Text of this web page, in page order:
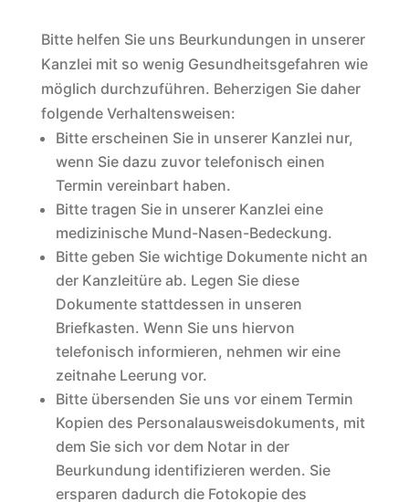
Bitte helfen Sie uns Beurkundungen in unserer
Kanzlei mit so wenig Gesundheitsgefahren wie
möglich durchzuführen. Beherzigen Sie daher
folgende Verhaltensweisen:
Bitte erscheinen Sie in unserer Kanzlei nur,
wenn Sie dazu zuvor telefonisch einen
Termin vereinbart haben.
Bitte tragen Sie in unserer Kanzlei eine
medizinische Mund-Nasen-Bedeckung.
Bitte geben Sie wichtige Dokumente nicht an
der Kanzleitüre ab. Legen Sie diese
Dokumente stattdessen in unseren
Briefkasten. Wenn Sie uns hiervon
telefonisch informieren, nehmen wir eine
zeitnahe Leerung vor.
Bitte übersenden Sie uns vor einem Termin
Kopien des Personalausweisdokuments, mit
dem Sie sich vor dem Notar in der
Beurkundung identifizieren werden. Sie
ersparen dadurch die Fotokopie des